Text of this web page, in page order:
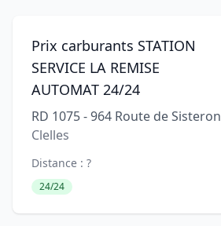
Prix carburants STATION
SERVICE LA REMISE
AUTOMAT 24/24
RD 1075 - 964 Route de Sisteron
Clelles
Distance : ?
24/24